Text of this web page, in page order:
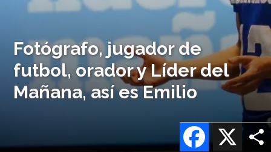
Fotógrafo, jugador de
futbol, orador y Líder del
Mañana, así es Emilio
X
Facebook